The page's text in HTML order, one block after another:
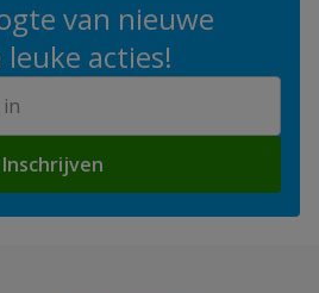
van nieuwe
acties!
Inschrijven